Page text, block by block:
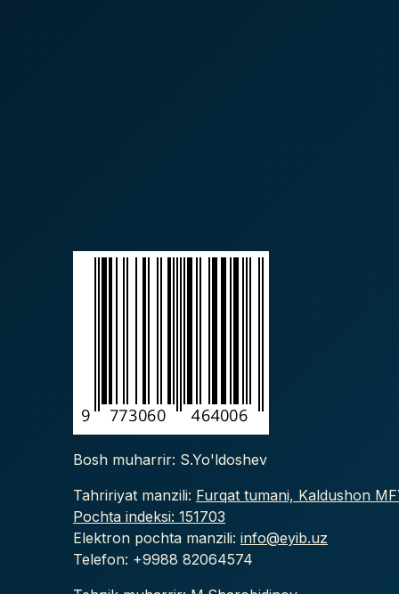
Bosh muharrir: S.Yo'ldoshev
Tahririyat manzili: Furqat tumani, Kaldushon
Pochta indeksi: 151703
Elektron pochta manzili: info@eyib.uz
Telefon: +9988 82064574